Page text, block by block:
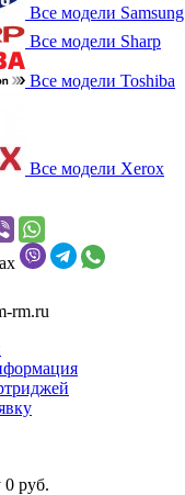
Все модели Samsung
Все модели Sharp
Все модели Toshiba
Все модели Xerox
rm.ru
0 руб.